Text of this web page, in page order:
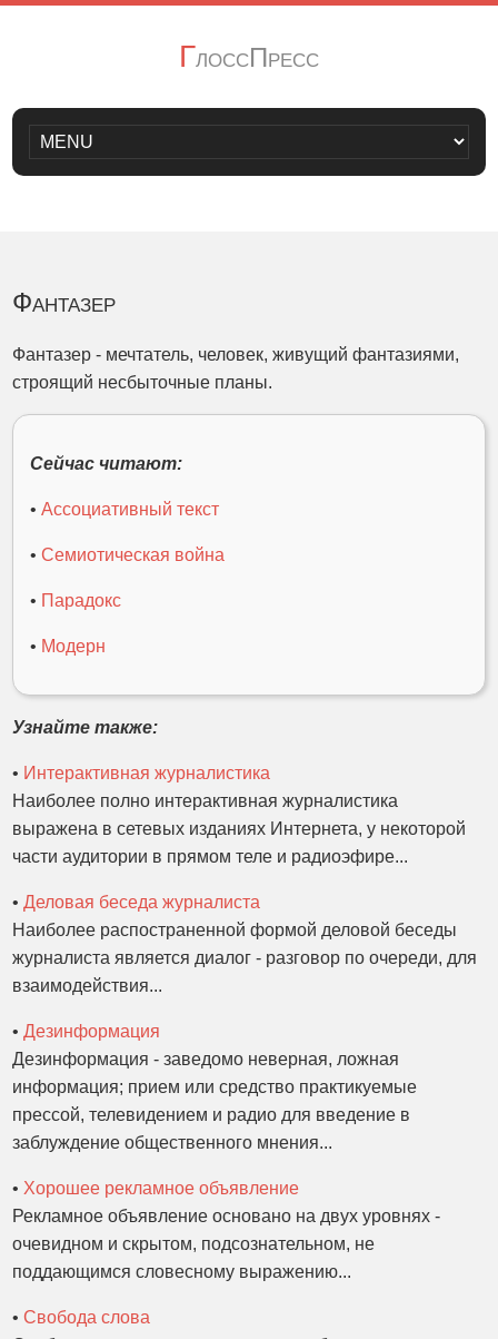
ГлоссПресс
Фантазер
Фантазер - мечтатель, человек, живущий фантазиями,
строящий несбыточные планы.
Сейчас читают:
•Ассоциативный текст
•Семиотическая война
• Парадокс
• Модерн
Узнайте также:
• Интерактивная журналистика
Наиболее полно интерактивная журналистика
выражена в сетевых изданиях Интернета, у некоторой
части аудитории в прямом теле и радиоэфире...
•Деловая беседа журналиста
Наиболее распостраненной формой деловой беседы
журналиста является диалог - разговор по очереди, для
взаимодействия...
•Дезинформация
Дезинформация - заведомо неверная, ложная
информация; прием или средство практикуемые
прессой, телевидением и радио для введение в
заблуждение общественного мнения...
• Хорошее рекламное объявление
Рекламное объявление основано на двух уровнях -
очевидном и скрытом, подсознательном, не
поддающимся словесному выражению...
•Свобода слова